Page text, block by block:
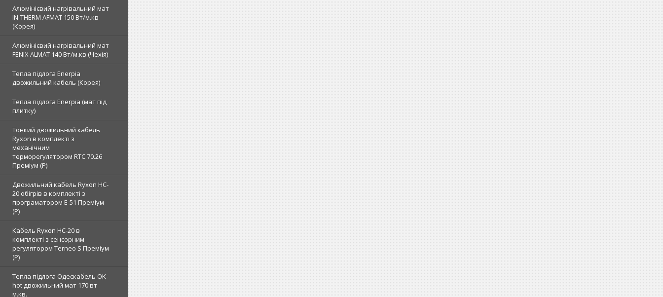
Алюмінієвий нагрівальний мат
IN-THERM AFMAT 150 Вт/м.кв
(Корея)
Алюмінієвий нагрівальний мат
FENIX ALMAT 140 Вт/м.кв (Чехія)
Тепла підлога Enerpia
двожильний кабель (Корея)
Тепла підлога Enerpia (мат під
плитку)
Тонкий двожильний кабель
Ryxon в комплекті з
механічним
терморегулятором RTC 70.26
Преміум (Р)
Двожильний кабель Ryxon HC-
20 обігрів в комплекті з
програматором E-51 Преміум
(Р)
Кабель Ryxon HC-20 в
комплекті з сенсорним
регулятором Terneo S Преміум
(Р)
Тепла підлога Одескабель OK-
hot двожильний мат 170 вт
м.кв.